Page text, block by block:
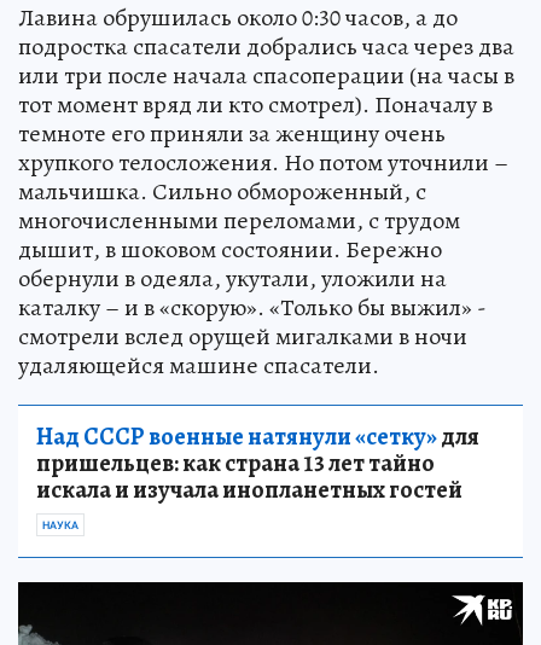
Лавина обрушилась около 0:30 часов, а до
подростка спасатели добрались часа через два
или три после начала спасоперации (на часы в
тот момент вряд ли кто смотрел). Поначалу в
темноте его приняли за женщину очень
хрупкого телосложения. Но потом уточнили –
мальчишка. Сильно обмороженный, с
многочисленными переломами, с трудом
дышит, в шоковом состоянии. Бережно
обернули в одеяла, укутали, уложили на
каталку – и в «скорую». «Только бы выжил» -
смотрели вслед орущей мигалками в ночи
удаляющейся машине спасатели.
Над СССР военные натянули «сетку»для
пришельцев: как страна 13 лет тайно
искала и изучала инопланетных гостей
НАУКА